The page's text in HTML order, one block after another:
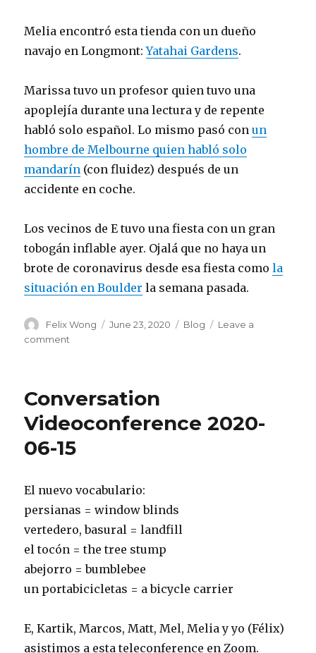
Melia encontró esta tienda con un dueño
navajo en Longmont:Yatahai Gardens.
Marissa tuvo un profesor quien tuvo una
apoplejía durante una lectura y de repente
habló solo español. Lo mismo pasó conun
hombre de Melbourne quien habló solo
mandarín (con fluidez) después de un
accidente en coche.
Los vecinos de E tuvo una fiesta con un gran
tobogán inflable ayer. Ojalá que no haya un
brote de coronavirus desde esa fiesta comola
situación en Boulder la semana pasada.
Author
Felix Wong
Posted
June 23, 2020 Categories
Blog
Leave a
comment
06-
Conversation
Videoconference 2020-
06-15
El nuevo vocabulario:
persianas = window blinds
vertedero, basural = landfill
el tocón = the tree stump
abejorro = bumblebee
un portabicicletas = a bicycle carrier
E, Kartik, Marcos, Matt, Mel, Melia y yo (Félix)
asistimos a esta teleconference en Zoom.